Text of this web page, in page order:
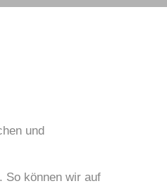
und
So können wir auf